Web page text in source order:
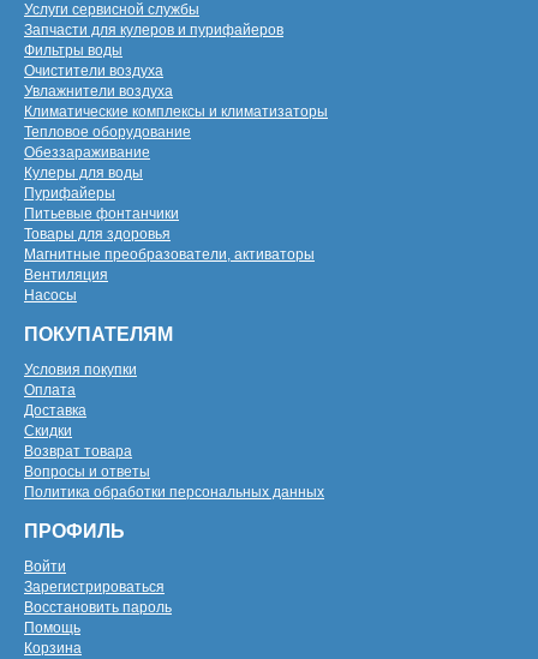
Услуги сервисной службы
Запчасти для кулеров и пурифайеров
Фильтры воды
Очистители воздуха
Увлажнители воздуха
Климатические комплексы и климатизаторы
Тепловое оборудование
Обеззараживание
Кулеры для воды
Пурифайеры
Питьевые фонтанчики
Товары для здоровья
Магнитные преобразователи, активаторы
Вентиляция
Насосы
ПОКУПАТЕЛЯМ
Условия покупки
Оплата
Доставка
Скидки
Возврат товара
Вопросы и ответы
Политика обработки персональных данных
ПРОФИЛЬ
Войти
Зарегистрироваться
Восстановить пароль
Помощь
Корзина